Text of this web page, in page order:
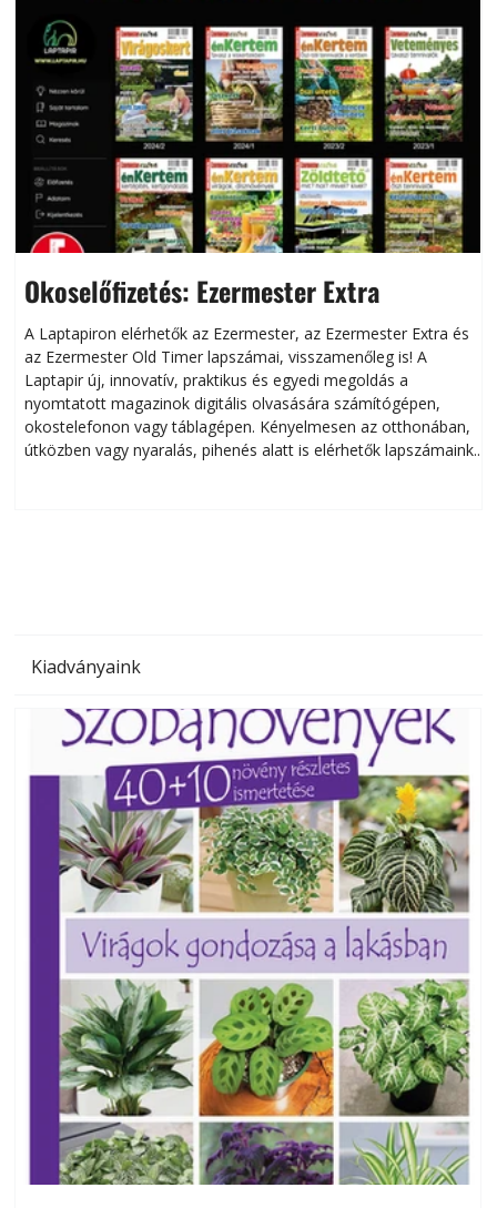
Okoselőfizetés: Ezermester Extra
A Laptapiron elérhetők az Ezermester, az Ezermester Extra és
az Ezermester Old Timer lapszámai, visszamenőleg is! A
Laptapir új, innovatív, praktikus és egyedi megoldás a
nyomtatott magazinok digitális olvasására számítógépen,
okostelefonon vagy táblagépen. Kényelmesen az otthonában,
útközben vagy nyaralás, pihenés alatt is elérhetők lapszámaink.
Kiadványaink